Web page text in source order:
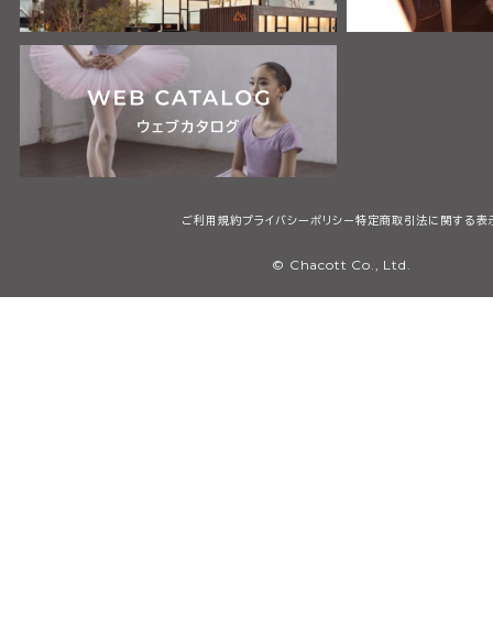
ご利用規約プライバシーポリシー特定商取引法に関する表
© Chacott Co., Ltd.